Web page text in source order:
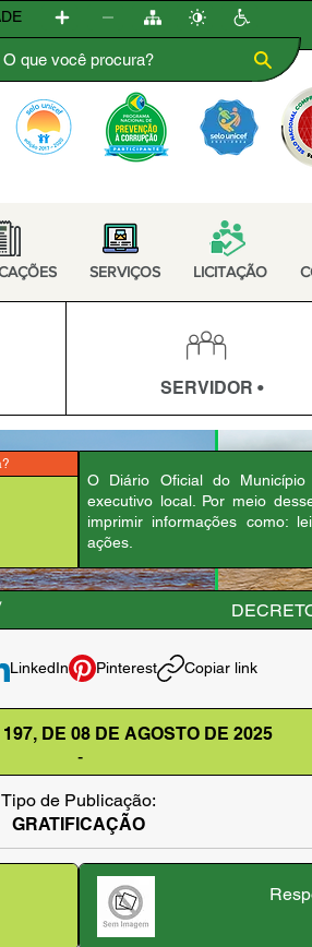
SERVIÇOS LICITAÇÃO
SERVIDOR •
O Diário Oficial do
executivo local. Por meio
imprimir informações como:
ações.
LinkedIn Pinterest Copiar link
DE 08 DE AGOSTO DE 2025
-
Tipo de Publicação:
GRATIFICAÇÃO